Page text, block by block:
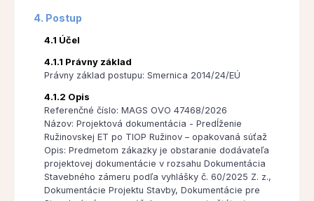
4. Postup
4.1 Účel
4.1.1 Právny základ
Právny základ postupu: Smernica 2014/24/EÚ
4.1.2 Opis
Referenčné číslo: MAGS OVO 47468/2026
Názov: Projektová dokumentácia - Predĺženie
Ružinovskej ET po TIOP Ružinov – opakovaná súťaž
Opis: Predmetom zákazky je obstaranie dodávateľa
projektovej dokumentácie v rozsahu Dokumentácia
Stavebného zámeru podľa vyhlášky č. 60/2025 Z. z.,
Dokumentácie Projektu Stavby, Dokumentácie pre